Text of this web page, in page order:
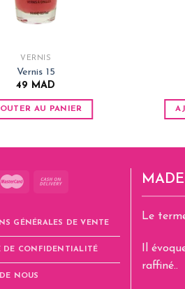
VERNIS
Vernis 15
49 MAD
AU PANIER
GÉNÉRALES DE VENTE
DE CONFIDENTIALITÉ
NOUS
Le
Il
raffiné..